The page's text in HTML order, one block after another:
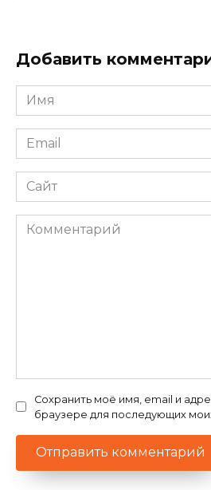
Добавить
Имя
*
Email
*
Сайт
Комментарий
Сохранить моё имя, email и
браузере для последующих